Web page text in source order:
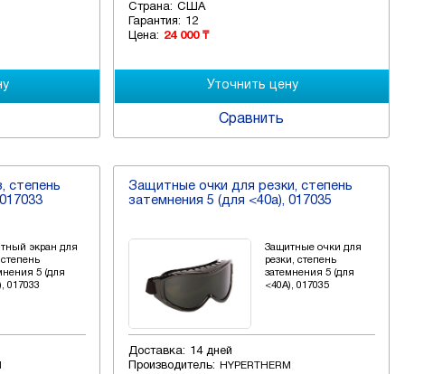
Страна: США
Гарантия:
12
Цена: 24 000 ₸
Сравнить
степень
экран для
степень
5 (для
017033
Защитные очки для резки, степень
затемнения 5 (для <40a), 017035
Защитные очки для
резки, степень
затемнения 5 (для
<40A), 017035
Доставка: 14 дней
Производитель:
HYPERTHERM